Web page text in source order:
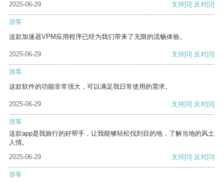
2025-06-29 支持[0] 反对[0]
游客
这款加速器VPM应用程序已经为我们带来了无限的流畅体验。
2025-06-29 支持[0] 反对[0]
游客
这款软件的功能非常强大，可以满足我日常使用的需求。
2025-06-29 支持[0] 反对[0]
游客
这款app是我旅行的好帮手，让我能够轻松找到目的地，了解当地的风土
人情。
2025-06-29
支持[0] 反对[0]
游客